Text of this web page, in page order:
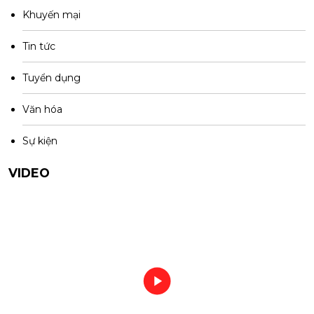
Khuyến mại
Tin tức
Tuyển dụng
Văn hóa
Sự kiện
VIDEO